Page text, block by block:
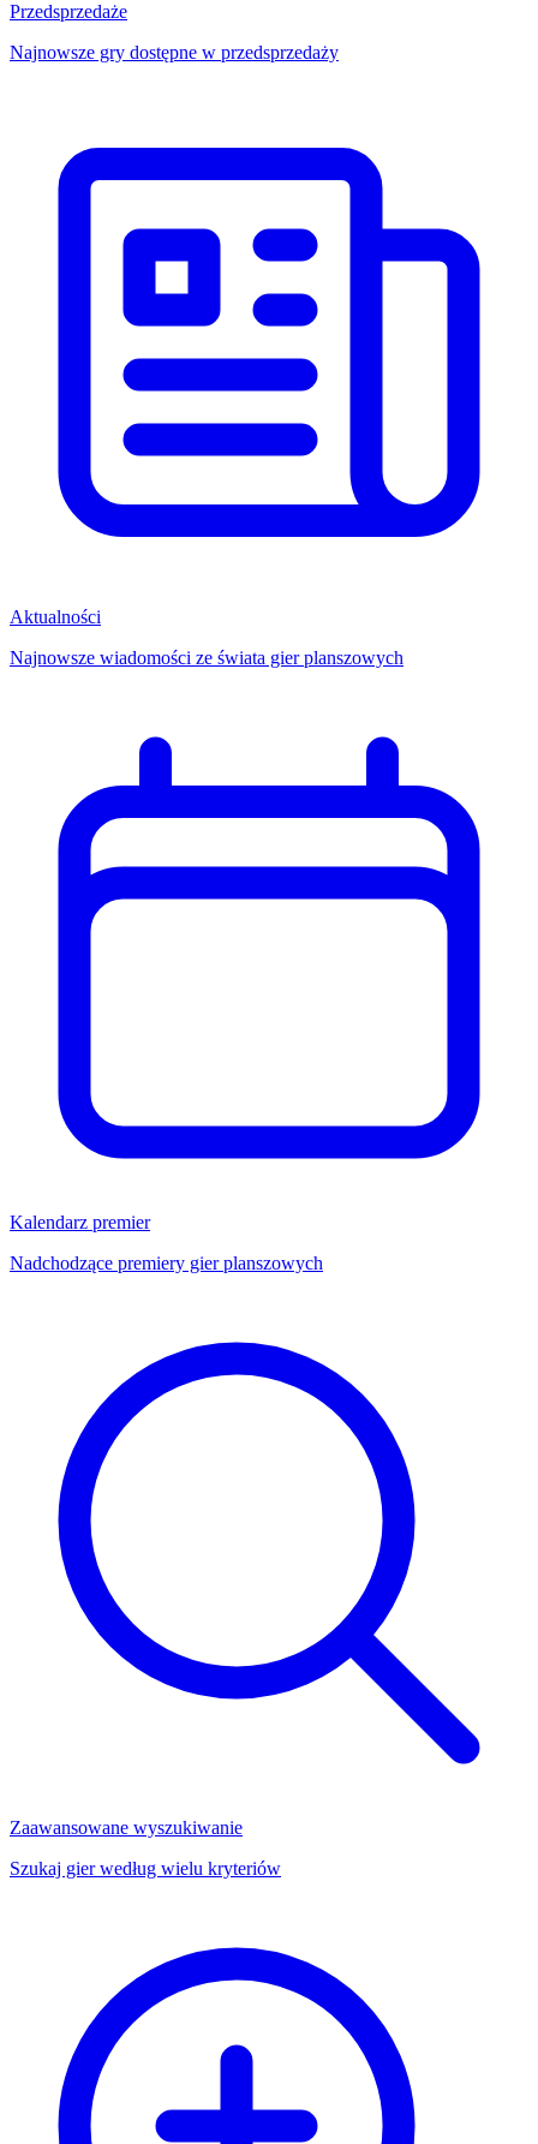
Przedsprzedaże
Najnowsze gry dostępne w przedsprzedaży
Aktualności
Najnowsze wiadomości ze świata gier planszowych
Kalendarz premier
Nadchodzące premiery gier planszowych
Zaawansowane wyszukiwanie
Szukaj gier według wielu kryteriów